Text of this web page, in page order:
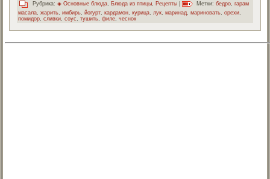
Рубрика: ◈ Основные блюда, Блюда из птицы, Рецепты Метки: бедро,гарам
масала ,жарить ,имбирь ,йогурт ,кардамон ,курица лук ,маринад ,мариновать ,орехи
помидор ,сливки ,соус ,тушить ,филе ,чеснок